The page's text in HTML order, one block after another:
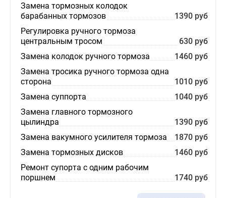
Замена тормозных колодок
барабанных тормозов
1390 руб
Регулировка ручного тормоза
центральным тросом
630 руб
Замена колодок ручного тормоза
1460 руб
Замена тросика ручного тормоза одна
сторона
1010 руб
Замена суппорта
1040 руб
Замена главного тормозного
цылиндра
1390 руб
Замена вакумного усилителя тормоза
1870 руб
Замена тормозных дисков
1460 руб
Ремонт супорта с одним рабочим
поршнем
1740 руб